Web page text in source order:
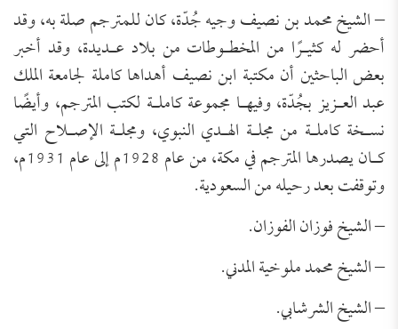
– الشيخ محمد بن نصيف وجيه جُدّة، كان للمترجم صلة به، وقد
أحضر له كثيـرًا من المخطـوطات من بلاد عـديدة، وقد أخبر
بعض الباحثين أن مكتبة ابن نصيف أهداها كاملة لجامعة الملك
عبد العـزيز بجُدّة، وفيهـا مجموعة كاملـة لكتب المترجم، وأيضًا
نسـخة كاملـة من مجلـة الهـدي النبوي، ومجلـة الإصـلاح التي
كـان يصدرها المترجم في مكة، من عام 1928م إلى عام 1931م،
وتوقفت بعد رحيله من السعودية.
– الشيخ فوزان الفوزان.
– الشيخ محمد ملوخية المدني.
– الشيخ الشرشابي.